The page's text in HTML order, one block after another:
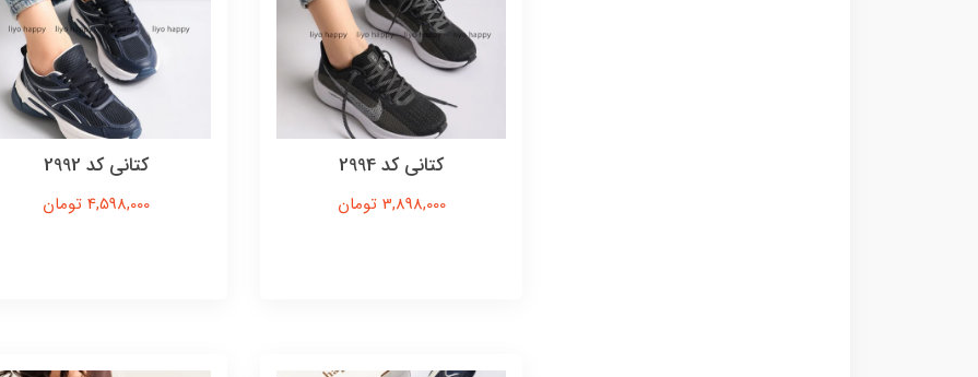
کتانی کد 2994
3,898,000 تومان
کتانی کد 2992
4,598,000 تومان